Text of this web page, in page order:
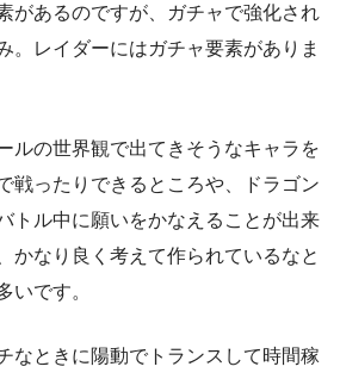
があるのですが、ガチャで強化され
。レイダーにはガチャ要素がありま
ルの世界観で出てきそうなキャラを
戦ったりできるところや、ドラゴン
トル中に願いをかなえることが出来
かなり良く考えて作られているなと
いです。
なときに陽動でトランスして時間稼